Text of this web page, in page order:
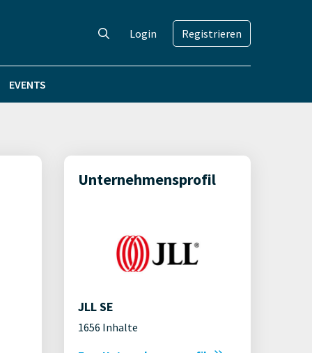
Login Registrieren
EVENTS
Unternehmensprofil
JLL SE
1656 Inhalte